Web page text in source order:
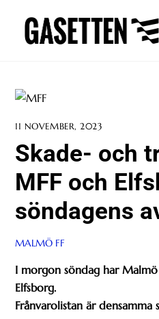
content
11 NOVEMBER, 2023
Skade- och
MFF och
söndagens
MALMÖ FF
I morgon söndag har
Elfsborg.
Frånvarolistan är densamma